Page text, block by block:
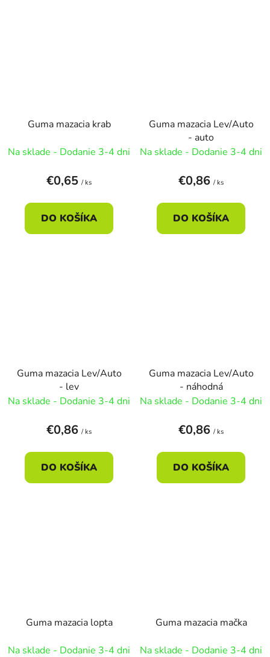
Guma mazacia krab
Na sklade - Dodanie 3-4 dni
€0,65 / ks
DO KOŠÍKA
Guma mazacia Lev/Auto
- auto
Na sklade - Dodanie 3-4 dni
€0,86 / ks
DO KOŠÍKA
Guma mazacia Lev/Auto
- lev
Na sklade - Dodanie 3-4 dni
€0,86 / ks
DO KOŠÍKA
Guma mazacia Lev/Auto
- náhodná
Na sklade - Dodanie 3-4 dni
€0,86 / ks
DO KOŠÍKA
Guma mazacia lopta
Na sklade - Dodanie 3-4 dni
Guma mazacia mačka
Na sklade - Dodanie 3-4 dni